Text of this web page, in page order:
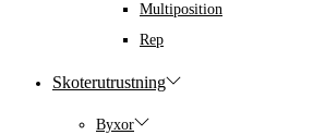
Multiposition
Rep
Skoterutrustning
Byxor